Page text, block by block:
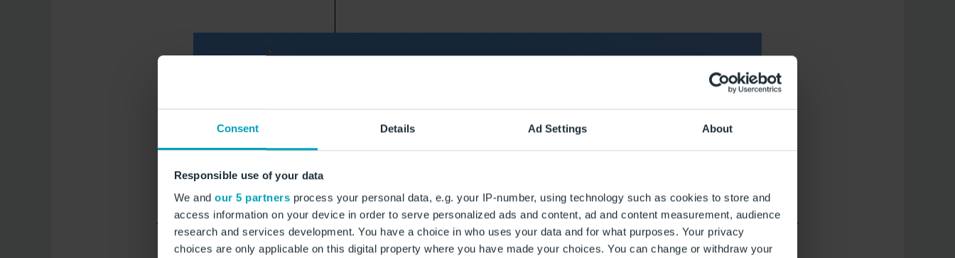
Consent Details Ad Settings About
Responsible use of your data
We and our 5 partners process your personal data, e.g. your IP-number, using technology such as cookies to store and
access information on your device in order to serve personalized ads and content, ad and content measurement, audience
research and services development. You have a choice in who uses your data and for what purposes. Your privacy
choices are only applicable on this digital property where you have made your choices. You can change or withdraw your